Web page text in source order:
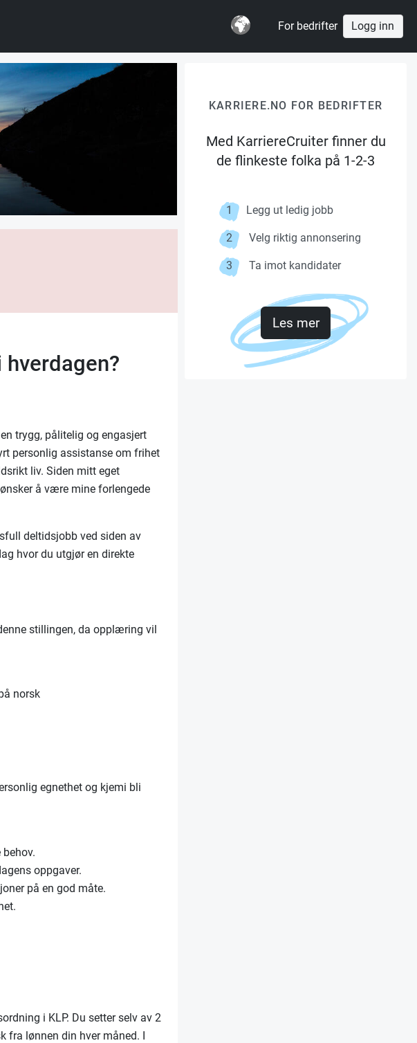
For bedrifter Logg inn
trygg, pålitelig og engasjert
personlig assistanse om frihet
liv. Siden mitt eget
å være mine forlengede
deltidsjobb ved siden av
hvor du utgjør en direkte
stillingen, da opplæring vil
norsk
egnethet og kjemi bli
oppgaver.
på en god måte.
i KLP. Du setter selv av 2
fra lønnen din hver måned. I
KARRIERE.NO FOR BEDRIFTER
Med KarriereCruiter finner du
de flinkeste folka på 1-2-3
1 Legg ut ledig jobb
2 Velg riktig annonsering
3 Ta imot kandidater
Les mer